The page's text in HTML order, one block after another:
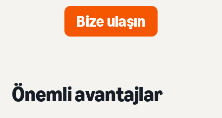
Bize ulaşın
Önemli avantajlar